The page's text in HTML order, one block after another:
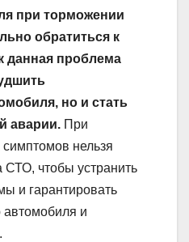
при торможении
обратиться к
данная проблема
но и стать
аварии. При
нельзя
СТО, чтобы устранить
и гарантировать
автомобиля и